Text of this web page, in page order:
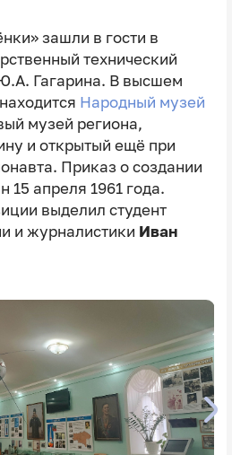
зашли в гости в
технический
Гагарина. В высшем
Народный музей
музей региона,
и открытый ещё при
Приказ о создании
15 апреля 1961 года.
выделил студент
и журналистики Иван